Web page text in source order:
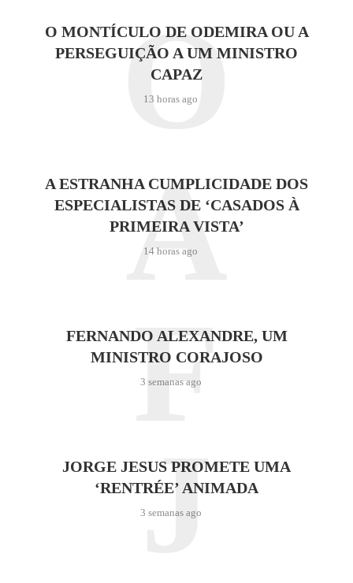
O MONTÍCULO DE ODEMIRA OU A
PERSEGUIÇÃO A UM MINISTRO
CAPAZ
13 horas ago
O
A ESTRANHA CUMPLICIDADE DOS
ESPECIALISTAS DE ‘CASADOS À
PRIMEIRA VISTA’
14 horas ago
A
FERNANDO ALEXANDRE, UM
MINISTRO CORAJOSO
3 semanas ago
F
JORGE JESUS PROMETE UMA
‘RENTRÉE’ ANIMADA
3 semanas ago
J